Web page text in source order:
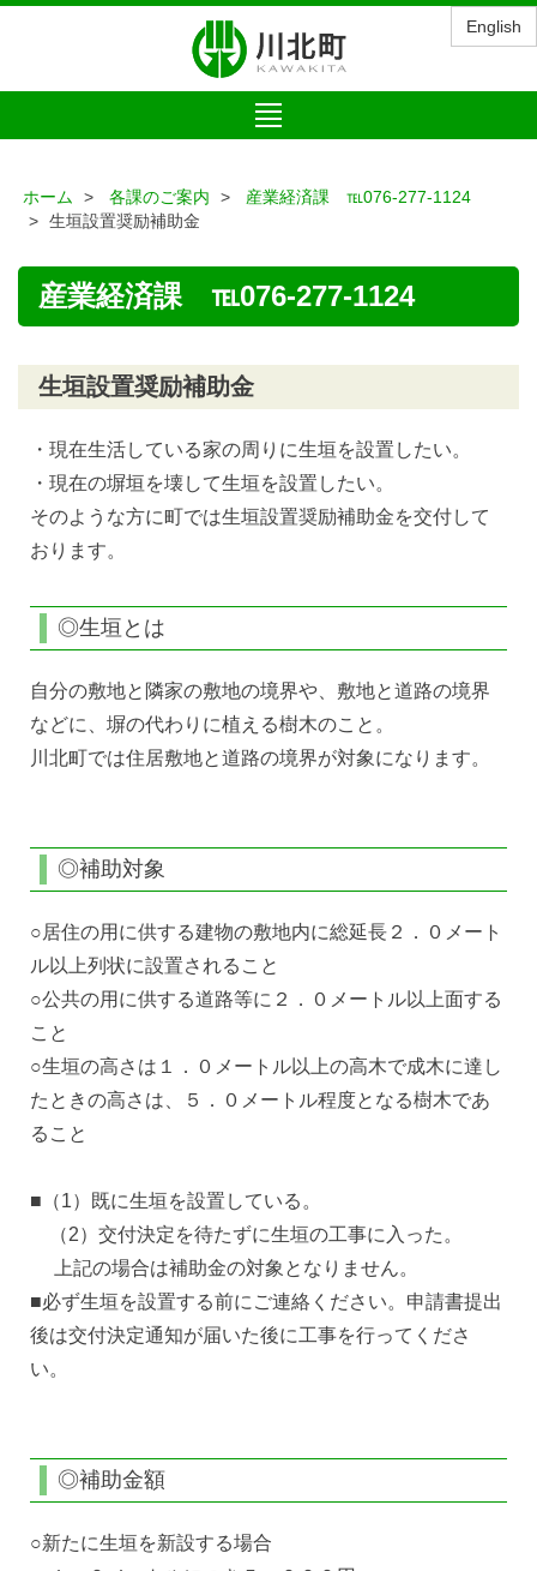
English
Toggle
navigation
ホーム 各課のご案内
産業経済課 ℡076-277-1124
生垣設置奨励補助金
産業経済課 ℡076-277-1124
生垣設置奨励補助金
・現在生活している家の周りに生垣を設置したい。
・現在の塀垣を壊して生垣を設置したい。
そのような方に町では生垣設置奨励補助金を交付して
おります。
◎生垣とは
自分の敷地と隣家の敷地の境界や、敷地と道路の境界
などに、塀の代わりに植える樹木のこと。
川北町では住居敷地と道路の境界が対象になります。
◎補助対象
○居住の用に供する建物の敷地内に総延長２．０メート
ル以上列状に設置されること
○公共の用に供する道路等に２．０メートル以上面する
こと
○生垣の高さは１．０メートル以上の高木で成木に達し
たときの高さは、５．０メートル程度となる樹木であ
ること
■（1）既に生垣を設置している。
（2）交付決定を待たずに生垣の工事に入った。
上記の場合は補助金の対象となりません。
■必ず生垣を設置する前にご連絡ください。申請書提出
後は交付決定通知が届いた後に工事を行ってくださ
い。
◎補助金額
○新たに生垣を新設する場合